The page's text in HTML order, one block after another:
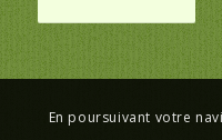
En poursuivant votre